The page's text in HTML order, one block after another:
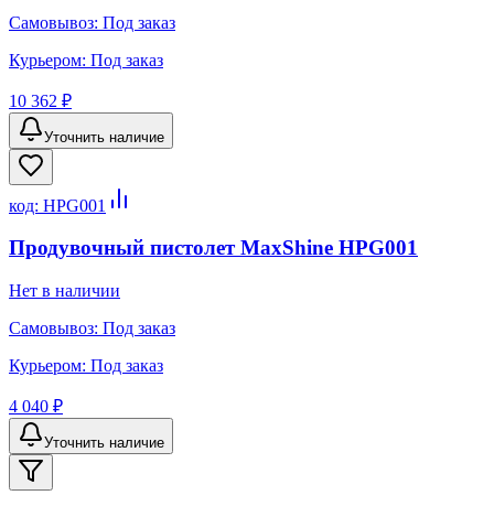
Самовывоз: Под заказ
Курьером: Под заказ
10 362 ₽
Уточнить наличие
код: HPG001
Продувочный пистолет MaxShine HPG001
Нет в наличии
Самовывоз: Под заказ
Курьером: Под заказ
4 040 ₽
Уточнить наличие